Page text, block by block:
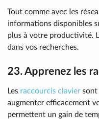
Tout comme avec les
informations disponibles
plus à votre productivité.
dans vos recherches.
23. Apprenez les
Les raccourcis clavier sont
augmenter efficacement
permettent un gain de